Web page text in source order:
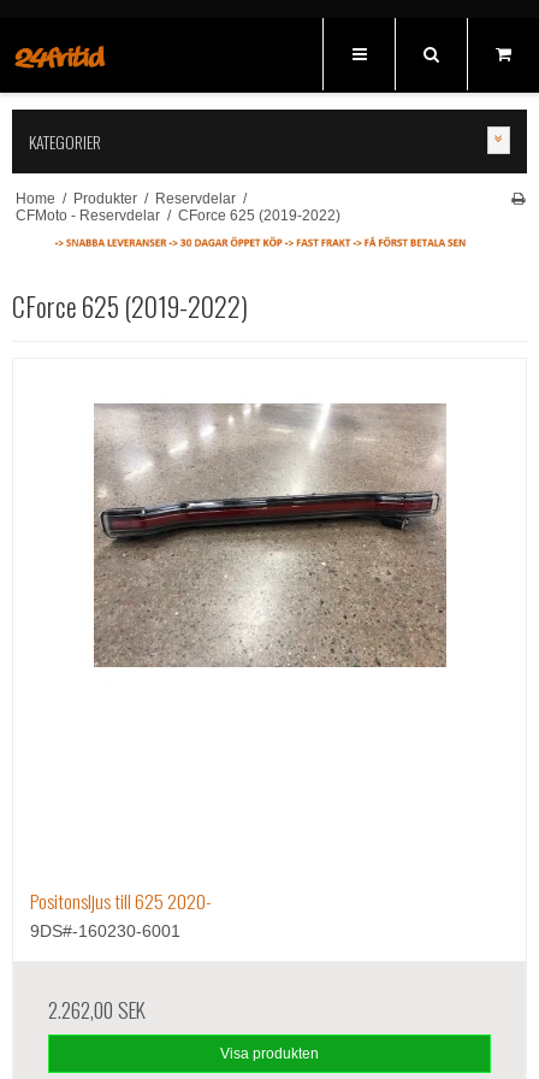
KATEGORIER
Home / Produkter / Reservdelar /
CFMoto - Reservdelar / CForce 625 (2019-2022)
CForce 625 (2019-2022)
Positonsljus till 625 2020-
9DS#-160230-6001
2.262,00 SEK
Visa produkten